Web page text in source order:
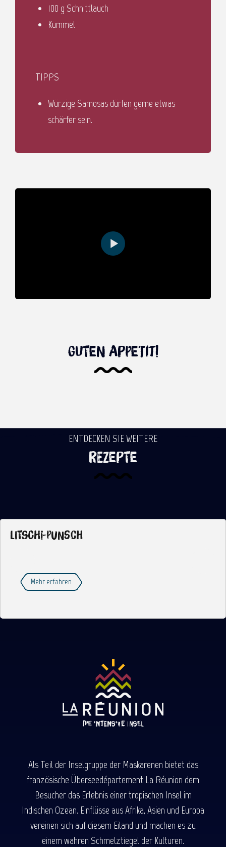
100 g Schnittlauch
Kümmel
TIPPS
Würzige Samosas dürfen gerne etwas
schärfer sein.
Guten Appetit!
ENTDECKEN SIE WEITERE
Rezepte
Litschi-Punsch
Mehr erfahren
Als Teil der Inselgruppe der Maskarenen bietet das
französische Überseedépartement La Réunion dem
Besucher das Erlebnis einer tropischen Insel im
Indischen Ozean. Einflüsse aus Afrika, Asien und Europa
vereinen sich auf diesem Eiland und machen es zu
einem wahren Schmelztiegel der Kulturen.